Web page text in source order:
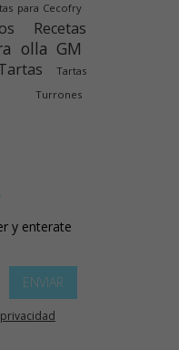
para Cecofry
Recetas
olla GM
Tartas
Turrones
y enterate
ENVIAR